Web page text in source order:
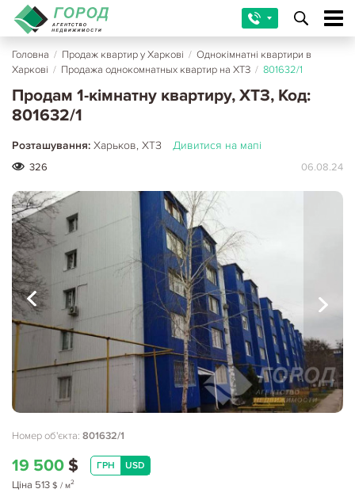
Головна / Продаж квартир у Харкові / Однокімнатні квартири в
Харкові / Продажа однокомнатных квартир на ХТЗ / 801632/1
Продам 1-кімнатну квартиру, ХТЗ, Код:
801632/1
Розташування: Харьков, ХТЗ Дивитися на мапі
326 06.08.24
Номер об'єкта: 801632/1
19 500 $ ГРН USD
Ціна 513 $ / м2